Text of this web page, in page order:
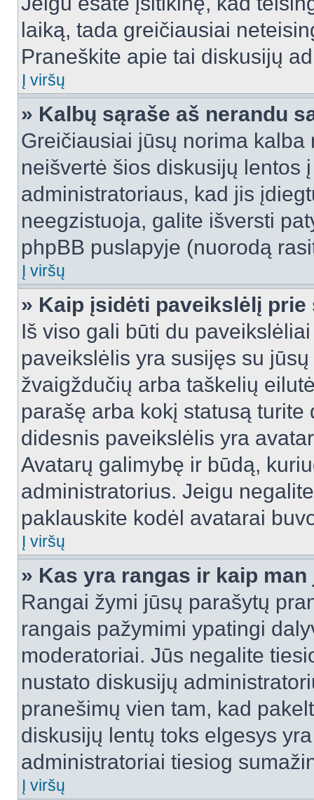
laiką, tada greičiausiai
Praneškite apie tai diskusijų
Į viršų
» Kalbų sąraše aš nerandu
Greičiausiai jūsų norima
neišvertė šios diskusijų lentos
administratoriaus, kad jis
neegzistuoja, galite išversti
phpBB puslapyje (nuorodą
Į viršų
» Kaip įsidėti paveikslėlį
Iš viso gali būti du
paveikslėlis yra susijęs su
žvaigždučių arba taškelių
parašę arba kokį statusą
didesnis paveikslėlis yra
Avatarų galimybę ir būdą,
administratorius. Jeigu
paklauskite kodėl avatarai
Į viršų
» Kas yra rangas ir kaip
Rangai žymi jūsų parašytų
rangais pažymimi ypatingi
moderatoriai. Jūs negalite
nustato diskusijų
pranešimų vien tam, kad
diskusijų lentų toks elgesys
administratoriai tiesiog
Į viršų